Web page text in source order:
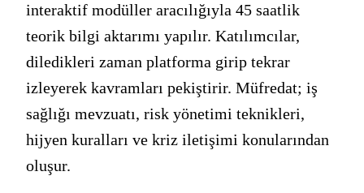
interaktif modüller aracılığıyla 45 saatlik
teorik bilgi aktarımı yapılır. Katılımcılar,
diledikleri zaman platforma girip tekrar
izleyerek kavramları pekiştirir. Müfredat; iş
sağlığı mevzuatı, risk yönetimi teknikleri,
hijyen kuralları ve kriz iletişimi konularından
oluşur.